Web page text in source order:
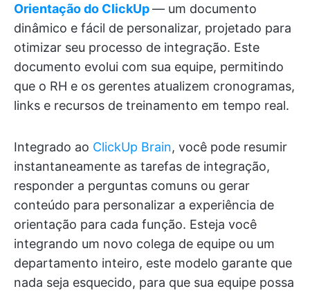
Orientação do ClickUp— um documento
dinâmico e fácil de personalizar, projetado para
otimizar seu processo de integração. Este
documento evolui com sua equipe, permitindo
que o RH e os gerentes atualizem cronogramas,
links e recursos de treinamento em tempo real.
Integrado ao ClickUp Brain, você pode resumir
instantaneamente as tarefas de integração,
responder a perguntas comuns ou gerar
conteúdo para personalizar a experiência de
orientação para cada função. Esteja você
integrando um novo colega de equipe ou um
departamento inteiro, este modelo garante que
nada seja esquecido, para que sua equipe possa